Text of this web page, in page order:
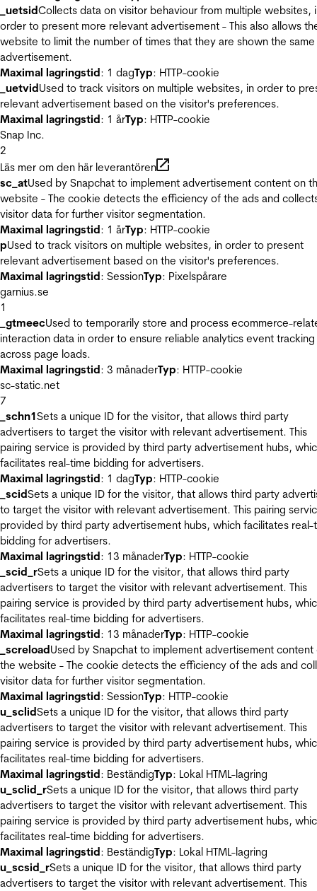
_uetsidCollects data on visitor behaviour from multiple websites,
order to present more relevant advertisement - This also allows
website to limit the number of times that they are shown the same
advertisement.
Maximal lagringstid: 1 dagTyp: HTTP-cookie
_uetvidUsed to track visitors on multiple websites, in order to
relevant advertisement based on the visitor's preferences.
Maximal lagringstid: 1 årTyp: HTTP-cookie
Snap Inc.
2
Läs mer om den här leverantören
sc_atUsed by Snapchat to implement advertisement content on
website - The cookie detects the efficiency of the ads and
visitor data for further visitor segmentation.
Maximal lagringstid: 1 årTyp: HTTP-cookie
pUsed to track visitors on multiple websites, in order to present
relevant advertisement based on the visitor's preferences.
Maximal lagringstid: SessionTyp: Pixelspårare
garnius.se
1
_gtmeecUsed to temporarily store and process ecommerce-
interaction data in order to ensure reliable analytics event tracking
across page loads.
Maximal lagringstid: 3 månaderTyp: HTTP-cookie
sc-static.net
7
_schn1Sets a unique ID for the visitor, that allows third party
advertisers to target the visitor with relevant advertisement. This
pairing service is provided by third party advertisement hubs,
facilitates real-time bidding for advertisers.
Maximal lagringstid: 1 dagTyp: HTTP-cookie
_scidSets a unique ID for the visitor, that allows third party
to target the visitor with relevant advertisement. This pairing
provided by third party advertisement hubs, which facilitates real-
bidding for advertisers.
Maximal lagringstid: 13 månaderTyp: HTTP-cookie
_scid_rSets a unique ID for the visitor, that allows third party
advertisers to target the visitor with relevant advertisement. This
pairing service is provided by third party advertisement hubs,
facilitates real-time bidding for advertisers.
Maximal lagringstid: 13 månaderTyp: HTTP-cookie
_screloadUsed by Snapchat to implement advertisement content
the website - The cookie detects the efficiency of the ads and
visitor data for further visitor segmentation.
Maximal lagringstid: SessionTyp: HTTP-cookie
u_sclidSets a unique ID for the visitor, that allows third party
advertisers to target the visitor with relevant advertisement. This
pairing service is provided by third party advertisement hubs,
facilitates real-time bidding for advertisers.
Maximal lagringstid: BeständigTyp: Lokal HTML-lagring
u_sclid_rSets a unique ID for the visitor, that allows third party
advertisers to target the visitor with relevant advertisement. This
pairing service is provided by third party advertisement hubs,
facilitates real-time bidding for advertisers.
Maximal lagringstid: BeständigTyp: Lokal HTML-lagring
u_scsid_rSets a unique ID for the visitor, that allows third party
advertisers to target the visitor with relevant advertisement. This